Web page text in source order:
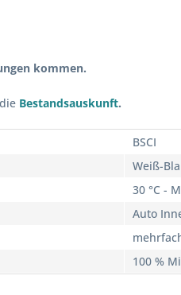
kommen.
Bestandsauskunft.
BSCI
Weiß-
30 °C -
Auto
100 %